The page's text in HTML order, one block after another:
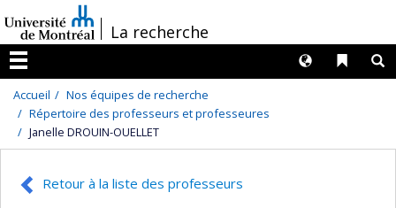
au
contenu
/La recherche
Menu
Liens
Langues
Accueil
Nos équipes de recherche
Répertoire des professeurs et professeures
Janelle DROUIN-OUELLET
Retour à la liste des professeurs